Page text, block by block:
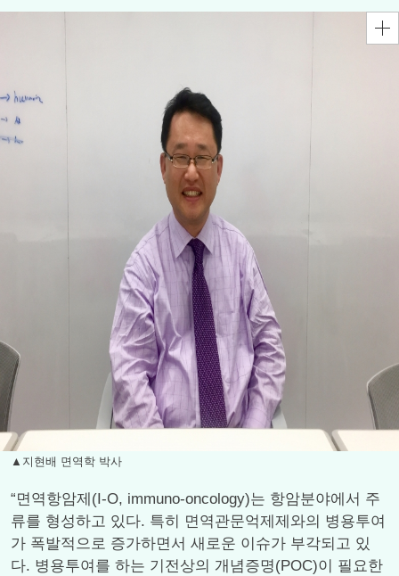
▲지현배 면역학 박사
“면역항암제(I-O, immuno-oncology)는 항암분야에서 주
류를 형성하고 있다. 특히 면역관문억제제와의 병용투여
가 폭발적으로 증가하면서 새로운 이슈가 부각되고 있
다. 병용투여를 하는 기전상의 개념증명(POC)이 필요한